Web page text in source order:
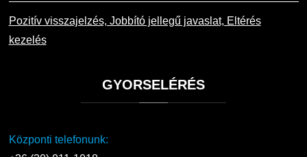
Pozitív visszajelzés, Jobbító jellegű javaslat, Eltérés
kezelés
GYORSELÉRÉS
Központi telefonunk: